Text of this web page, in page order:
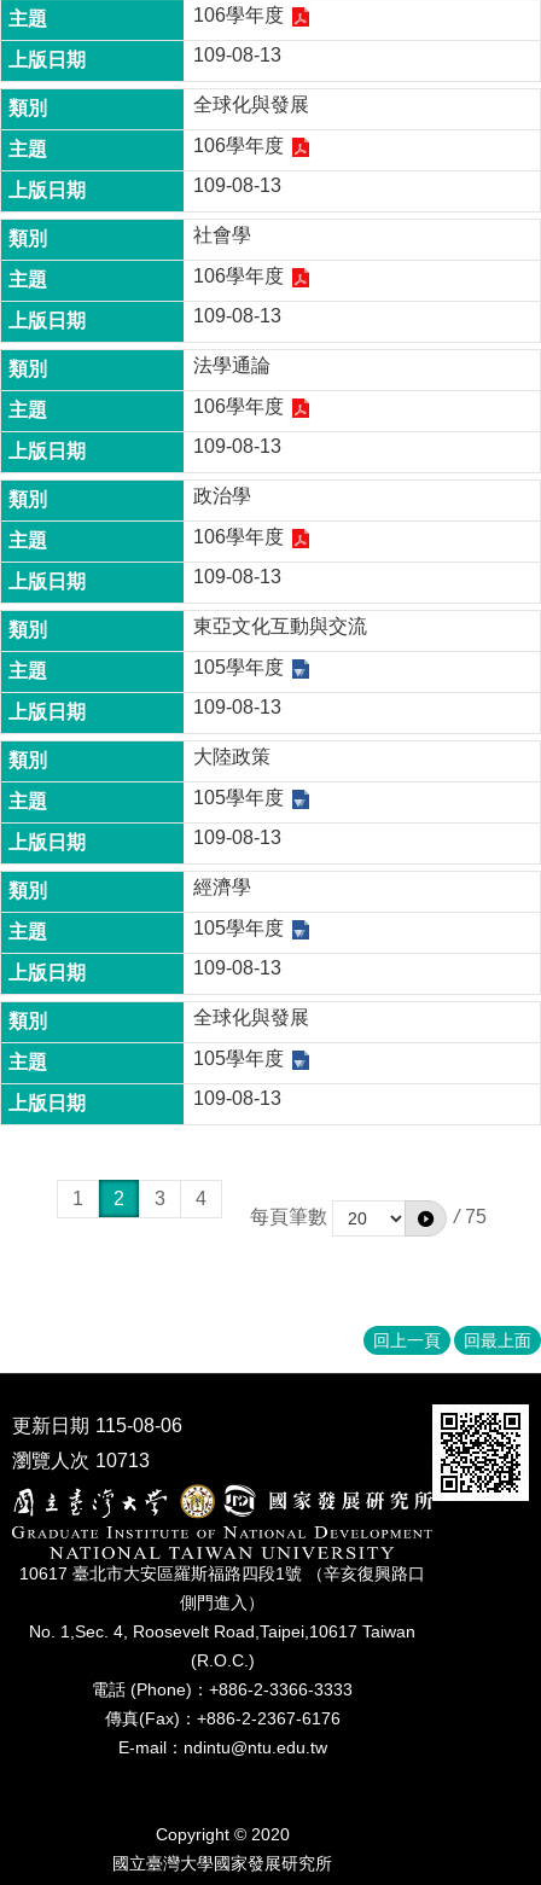
106學年度
109-08-13
全球化與發展
106學年度
109-08-13
社會學
106學年度
109-08-13
法學通論
106學年度
109-08-13
政治學
106學年度
109-08-13
東亞文化互動與交流
105學年度
109-08-13
大陸政策
105學年度
109-08-13
經濟學
105學年度
109-08-13
全球化與發展
105學年度
109-08-13
1 2 3
4
每頁筆數
/ 75
回上一頁 回最上面
更新日期 115-08-06
瀏覽人次 10713
10617 臺北市⼤安區羅斯福路四段1號 （辛亥復興路⼝
側⾨進入）
No. 1,Sec. 4, Roosevelt Road,Taipei,10617 Taiwan
(R.O.C.)
電話 (Phone)：+886-2-3366-3333
傳真(Fax)：+886-2-2367-6176
E-mail：ndintu@ntu.edu.tw
Copyright © 2020
國立臺灣⼤學國家發展研究所